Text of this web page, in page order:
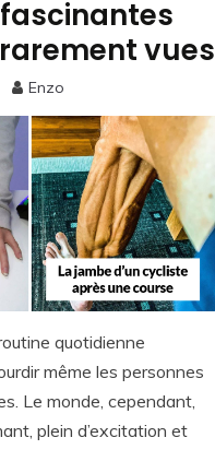
vues
Enzo
quotidienne
même les personnes
Le monde, cependant,
plein d’excitation et